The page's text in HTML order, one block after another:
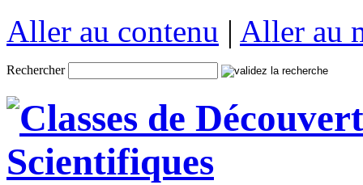
Aller au contenu | Aller au
Rechercher